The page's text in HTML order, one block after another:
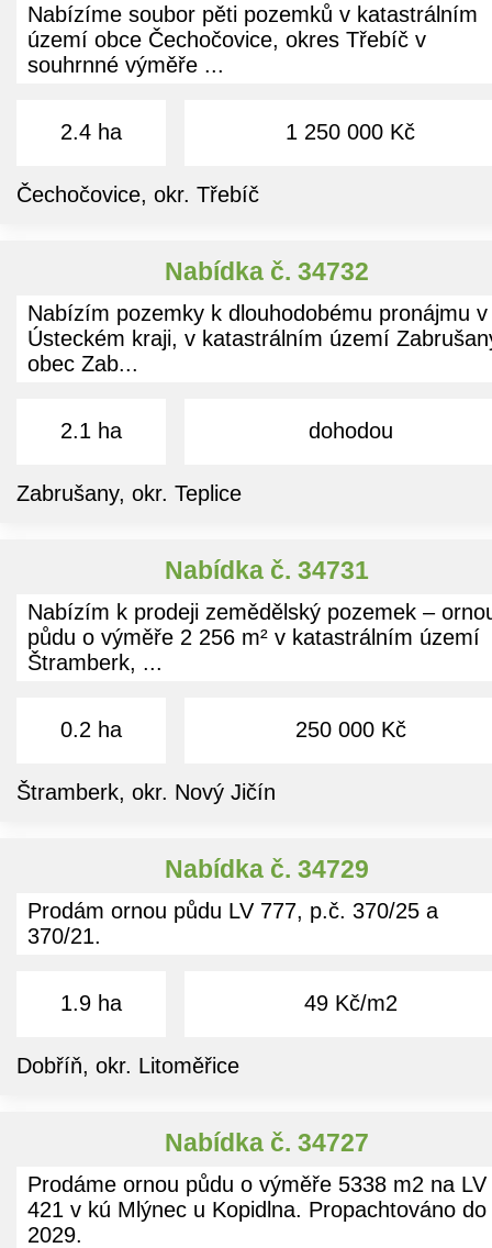
Nabízíme soubor pěti pozemků v katastrálním
území obce Čechočovice, okres Třebíč v
souhrnné výměře ...
2.4 ha 1 250 000 Kč
Čechočovice, okr. Třebíč
Nabídka č. 34732
Nabízím pozemky k dlouhodobému pronájmu v
Ústeckém kraji, v katastrálním území
obec Zab...
2.1 ha dohodou
Zabrušany, okr. Teplice
Nabídka č. 34731
Nabízím k prodeji zemědělský pozemek –
půdu o výměře 2 256 m² v katastrálním území
Štramberk, ...
0.2 ha 250 000 Kč
Štramberk, okr. Nový Jičín
Nabídka č. 34729
Prodám ornou půdu LV 777, p.č. 370/25 a
370/21.
1.9 ha 49 Kč/m2
Dobříň, okr. Litoměřice
Nabídka č. 34727
Prodáme ornou půdu o výměře 5338 m2 na LV
421 v kú Mlýnec u Kopidlna. Propachtováno do
2029.